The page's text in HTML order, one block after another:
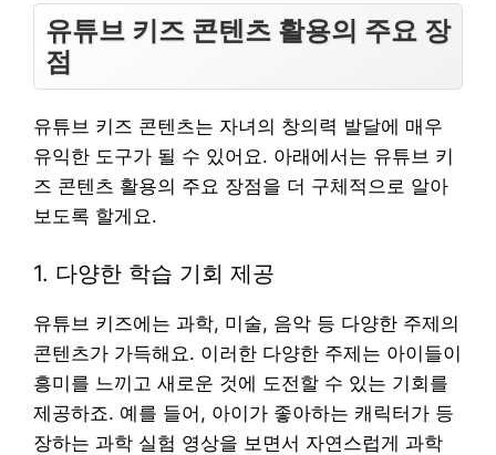
유튜브 키즈 콘텐츠 활용의 주요 장
점
유튜브 키즈 콘텐츠는 자녀의 창의력 발달에 매우
유익한 도구가 될 수 있어요. 아래에서는 유튜브 키
즈 콘텐츠 활용의 주요 장점을 더 구체적으로 알아
보도록 할게요.
1. 다양한 학습 기회 제공
유튜브 키즈에는 과학, 미술, 음악 등 다양한 주제의
콘텐츠가 가득해요. 이러한 다양한 주제는 아이들이
흥미를 느끼고 새로운 것에 도전할 수 있는 기회를
제공하죠. 예를 들어, 아이가 좋아하는 캐릭터가 등
장하는 과학 실험 영상을 보면서 자연스럽게 과학